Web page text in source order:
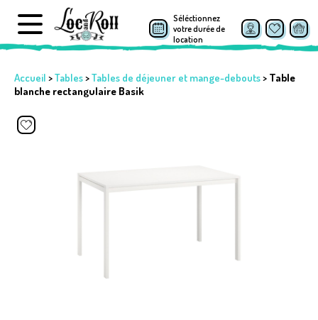
Séléctionnez
votre durée de
location
Accueil >Tables>Tables de déjeuner et mange-debouts> Table
blanche rectangulaire Basik